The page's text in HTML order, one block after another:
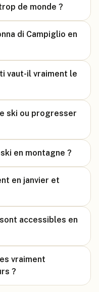
de monde ?
di Campiglio en
vaut-il vraiment le
ski ou progresser
en montagne ?
en janvier et
accessibles en
vraiment
?